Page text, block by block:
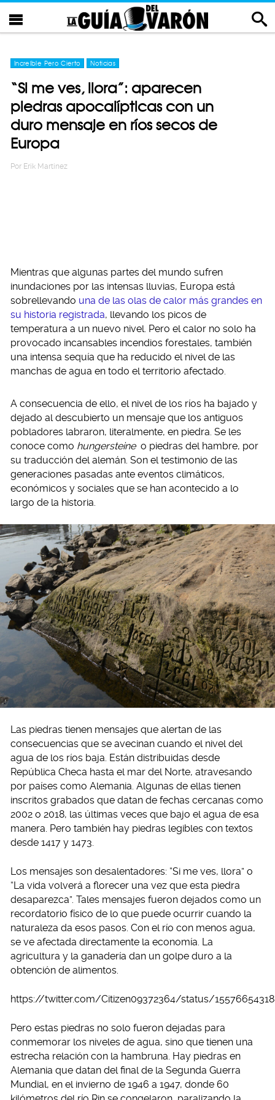
Increíble Pero Cierto Noticias
“Si me ves, llora”: aparecen
piedras apocalípticas con un
duro mensaje en ríos secos de
Europa
Por Erik Martinez
Mientras que algunas partes del mundo sufren
inundaciones por las intensas lluvias, Europa está
sobrellevando una de las olas de calor más grandes en
su historia registrada, llevando los picos de
temperatura a un nuevo nivel. Pero el calor no solo ha
provocado incansables incendios forestales, también
una intensa sequía que ha reducido el nivel de las
manchas de agua en todo el territorio afectado.
A consecuencia de ello, el nivel de los ríos ha bajado y
dejado al descubierto un mensaje que los antiguos
pobladores labraron, literalmente, en piedra. Se les
conoce como hungersteine o piedras del hambre, por
su traducción del alemán. Son el testimonio de las
generaciones pasadas ante eventos climáticos,
económicos y sociales que se han acontecido a lo
largo de la historia.
Las piedras tienen mensajes que alertan de las
consecuencias que se avecinan cuando el nivel del
agua de los ríos baja. Están distribuidas desde
República Checa hasta el mar del Norte, atravesando
por países como Alemania. Algunas de ellas tienen
inscritos grabados que datan de fechas cercanas como
2002 o 2018, las últimas veces que bajo el agua de esa
manera. Pero también hay piedras legibles con textos
desde 1417 y 1473.
Los mensajes son desalentadores: “Si me ves, llora” o
“La vida volverá a florecer una vez que esta piedra
desaparezca”. Tales mensajes fueron dejados como un
recordatorio físico de lo que puede ocurrir cuando la
naturaleza da esos pasos. Con el río con menos agua,
se ve afectada directamente la economía. La
agricultura y la ganadería dan un golpe duro a la
obtención de alimentos.
https://twitter.com/Citizen09372364/status/
Pero estas piedras no solo fueron dejadas para
conmemorar los niveles de agua, sino que tienen una
estrecha relación con la hambruna. Hay piedras en
Alemania que datan del final de la Segunda Guerra
Mundial, en el invierno de 1946 a 1947, donde 60